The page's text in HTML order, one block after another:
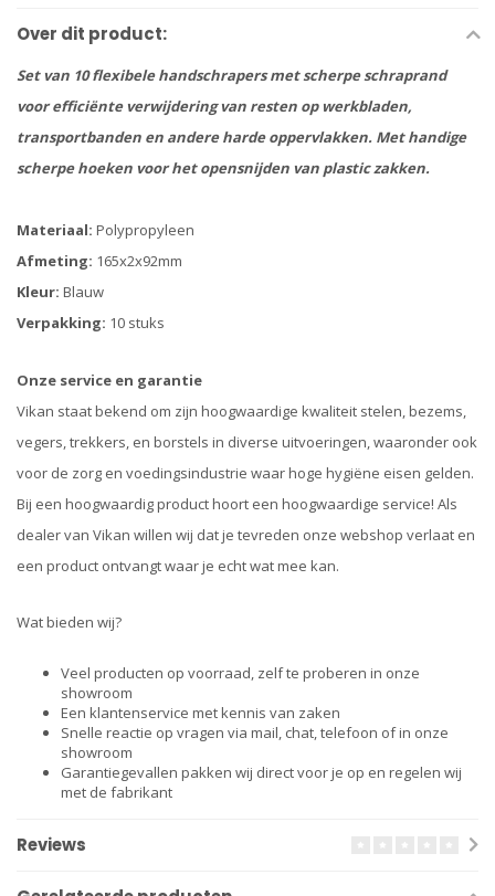
Over dit product:
Set van 10 flexibele handschrapers met scherpe schraprand
voor efficiënte verwijdering van resten op werkbladen,
transportbanden en andere harde oppervlakken. Met handige
scherpe hoeken voor het opensnijden van plastic zakken.
Materiaal: Polypropyleen
Afmeting: 165x2x92mm
Kleur: Blauw
Verpakking: 10 stuks
Onze service en garantie
Vikan staat bekend om zijn hoogwaardige kwaliteit stelen, bezems,
vegers, trekkers, en borstels in diverse uitvoeringen, waaronder ook
voor de zorg en voedingsindustrie waar hoge hygiëne eisen gelden.
Bij een hoogwaardig product hoort een hoogwaardige service! Als
dealer van Vikan willen wij dat je tevreden onze webshop verlaat en
een product ontvangt waar je echt wat mee kan.
Wat bieden wij?
Veel producten op voorraad, zelf te proberen in onze
showroom
Een klantenservice met kennis van zaken
Snelle reactie op vragen via mail, chat, telefoon of in onze
showroom
Garantiegevallen pakken wij direct voor je op en regelen wij
met de fabrikant
Reviews